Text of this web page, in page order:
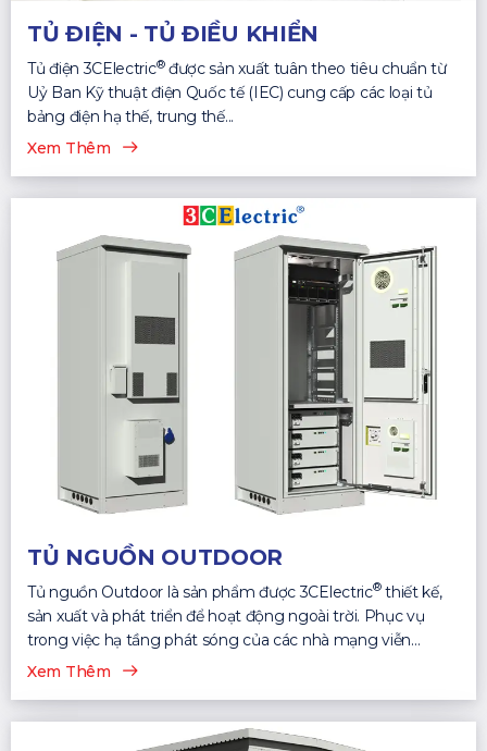
TỦ ĐIỆN - TỦ ĐIỀU KHIỂN
Tủ điện 3CElectric®được sản xuất tuân theo tiêu chuẩn từ
Uỷ Ban Kỹ thuật điện Quốc tế (IEC) cung cấp các loại tủ
bảng điện hạ thế, trung thế...
Xem Thêm
TỦ NGUỒN OUTDOOR
Tủ nguồn Outdoor là sản phẩm được 3CElectric®thiết kế,
sản xuất và phát triển để hoạt động ngoài trời. Phục vụ
trong việc hạ tầng phát sóng của các nhà mạng viễn
thông...
Xem Thêm